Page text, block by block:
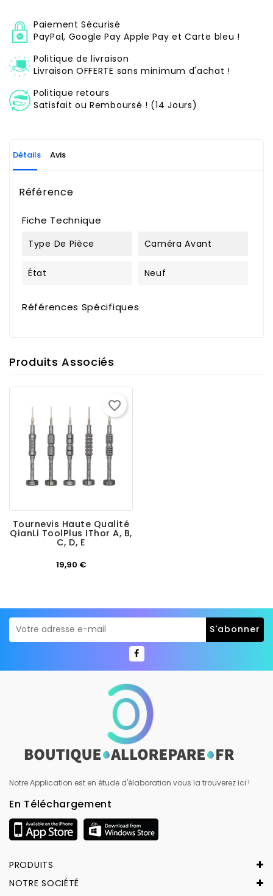
Paiement Sécurisé
PayPal, Google Pay Apple Pay et Carte bleu !
Politique de livraison
Livraison OFFERTE sans minimum d'achat !
Politique retours
Satisfait ou Remboursé ! (14 Jours)
Détails Avis
Référence
Fiche Technique
Type De Pièce Caméra Avant
État Neuf
Références Spécifiques
Produits Associés
Tournevis Haute Qualité
QianLi ToolPlus IThor A, B,
C, D, E
19,90 €Prix
favorite_border
Notre Application est en étude d'élaboration vous la trouverez ici !
En Téléchargement
PRODUITS
NOTRE SOCIÉTÉ